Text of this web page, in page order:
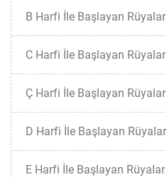
B Harfi İle Başlayan Rüyalar
C Harfi İle Başlayan Rüyalar
Ç Harfi İle Başlayan Rüyalar
D Harfi İle Başlayan Rüyalar
E Harfi İle Başlayan Rüyalar